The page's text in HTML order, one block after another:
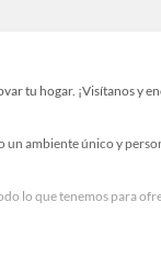
tu hogar. ¡Visítanos y
un ambiente único y
lo que tenemos para